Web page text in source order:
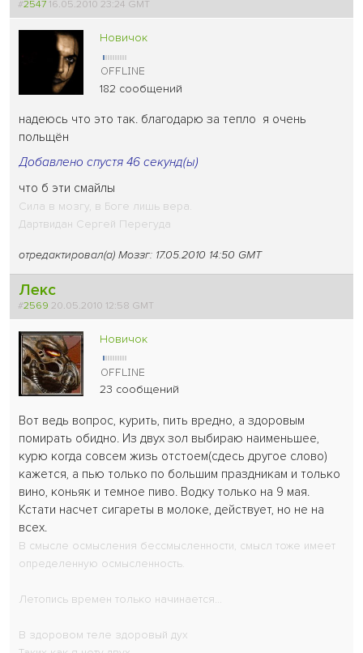
#2547 16.05.2010 23:24 GMT
Новичок
182 сообщений
надеюсь что это так. благодарю за тепло я очень
польщён
Добавлено спустя 46 секунд(ы)
что б эти смайлы
Сила в мозгу, в Боге лишь вера.
Дартвидан Сергей Перегуда
отредактировал(а) Моззг: 17.05.2010 14:50 GMT
Лекс
#2569 20.05.2010 12:58 GMT
Новичок
23 сообщений
Вот ведь вопрос, курить, пить вредно, а здоровым
помирать обидно. Из двух зол выбираю наименьшее,
курю когда совсем жизь отстоем(сдесь другое слово)
кажется, а пью только по большим праздникам и только
вино, коньяк и темное пиво. Водку только на 9 мая.
Кстати насчет сигареты в молоке, действует, но не на
всех.
В смысле осмысления бессмысленности, смысл тоже имеет
определенную осмысленность.
Летопись времен только начинается...
В здоровом теле здоровый дух